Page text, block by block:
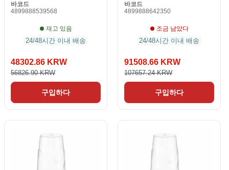
바코드
4899888539568
재고 있음
24/48시간 이내 배송
48302.86 KRW
56826.90 KRW
구입하다
바코드
4899888642350
조금 남았다
24/48시간 이내 배송
91508.66 KRW
107657.24 KRW
구입하다